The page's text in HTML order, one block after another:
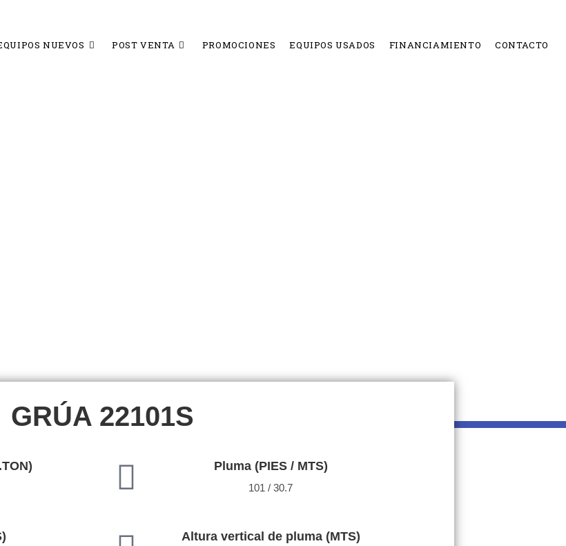
NUEVOS POST VENTA PROMOCIONES EQUIPOS USADOS FINANCIAMIENTO CONTACTO
GRÚA 22101S
Pluma (PIES / MTS)
101 / 30.7
Altura vertical de pluma (MTS)